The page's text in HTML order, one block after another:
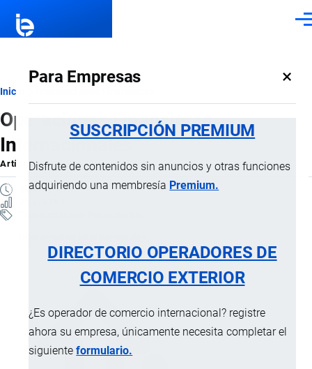
Para Empresas ×
SUSCRIPCIÓN PREMIUM
Disfrute de contenidos sin anuncios y otras funciones
adquiriendo una membresía Premium.
DIRECTORIO OPERADORES DE
COMERCIO EXTERIOR
¿Es operador de comercio internacional? registre
ahora su empresa, únicamente necesita completar el
siguienteformulario.
Ruta
de
navegación
Inicio
Operaciones Financieras
Internacionales
ArtículoporJaime Mise, 11 Septiembre, 2024
8 MINUTOS